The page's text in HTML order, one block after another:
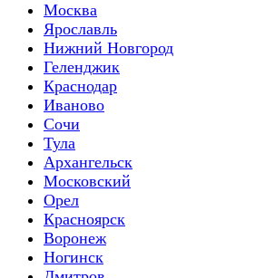
Москва
Ярославль
Нижний Новгород
Геленджик
Краснодар
Иваново
Сочи
Тула
Архангельск
Московский
Орел
Красноярск
Воронеж
Ногинск